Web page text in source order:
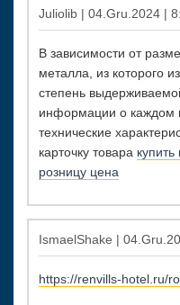
Juliolib | 04.Gru.2024 |
В зависимости от
металла, из которого
степень
информации о каждом
технические
карточку товара
розницу цена
IsmaelShake |
https://renvills-hotel.ru/